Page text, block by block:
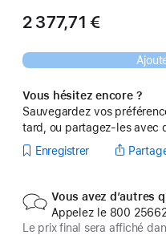
2 377,71 €
Vous hésitez encore ?
Sauvegardez vos
tard, ou partagez-les avec
Enregistrer
Vous avez d’autres
Appelez le 800
Le prix final sera affiché